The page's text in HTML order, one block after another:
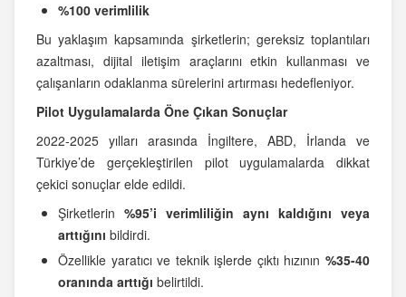
%100 verimlilik
Bu yaklaşım kapsamında şirketlerin; gereksiz toplantıları
azaltması, dijital iletişim araçlarını etkin kullanması ve
çalışanların odaklanma sürelerini artırması hedefleniyor.
Pilot Uygulamalarda Öne Çıkan Sonuçlar
2022-2025 yılları arasında İngiltere, ABD, İrlanda ve
Türkiye’de gerçekleştirilen pilot uygulamalarda dikkat
çekici sonuçlar elde edildi.
Şirketlerin %95’i verimliliğin aynı kaldığını veya
arttığını bildirdi.
Özellikle yaratıcı ve teknik işlerde çıktı hızının %35-40
oranında arttığı belirtildi.